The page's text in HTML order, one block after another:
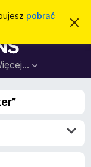
pobrać
Z
j
w
i
Zaloguj się